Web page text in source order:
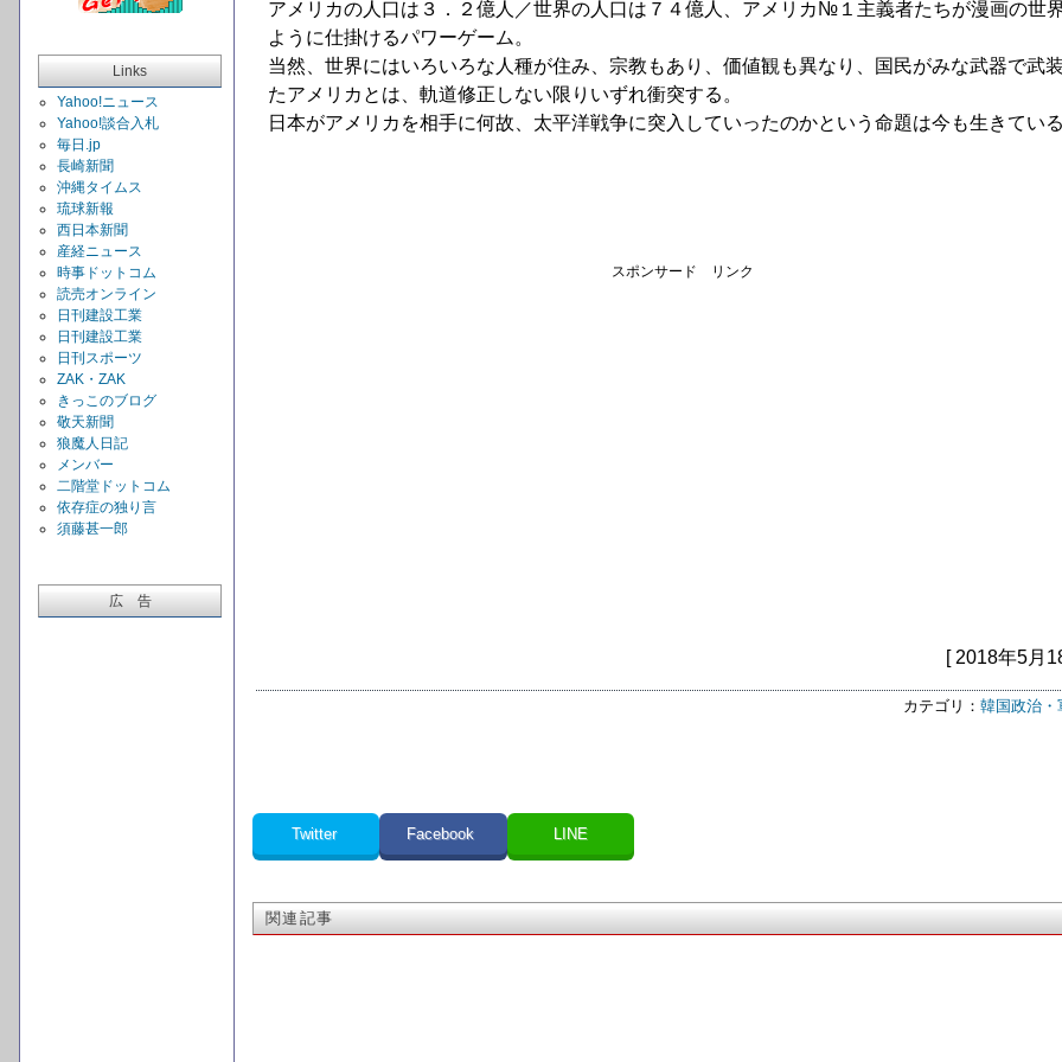
Links
Yahoo!ニュース
Yahoo!談合入札
毎日.jp
長崎新聞
沖縄タイムス
琉球新報
西日本新聞
産経ニュース
時事ドットコム
読売オンライン
日刊建設工業
日刊建設工業
日刊スポーツ
ZAK・ZAK
きっこのブログ
敬天新聞
狼魔人日記
メンバー
二階堂ドットコム
依存症の独り言
須藤甚一郎
広 告
アメリカの人口は３．２億人／世界の人口は７４億人、アメリカ№１主義者たちが漫画の世
ように仕掛けるパワーゲーム。
当然、世界にはいろいろな人種が住み、宗教もあり、価値観も異なり、国民がみな武器で武
たアメリカとは、軌道修正しない限りいずれ衝突する。
日本がアメリカを相手に何故、太平洋戦争に突入していったのかという命題は今も生きている
スポンサード リンク
[ 2018年5月
カテゴリ： 韓国政治・
Twitter Facebook LINE
関連記事